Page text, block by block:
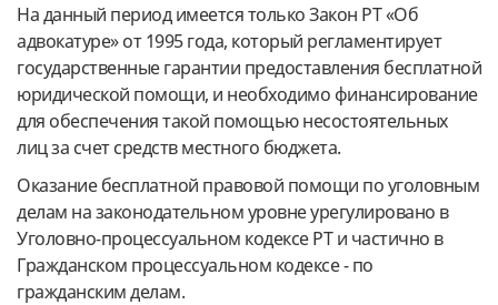
На данный период имеется только Закон РТ «Об
адвокатуре» от 1995 года, который регламентирует
государственные гарантии предоставления бесплатной
юридической помощи, и необходимо финансирование
для обеспечения такой помощью несостоятельных
лиц за счет средств местного бюджета.
Оказание бесплатной правовой помощи по уголовным
делам на законодательном уровне урегулировано в
Уголовно-процессуальном кодексе РТ и частично в
Гражданском процессуальном кодексе - по
гражданским делам.